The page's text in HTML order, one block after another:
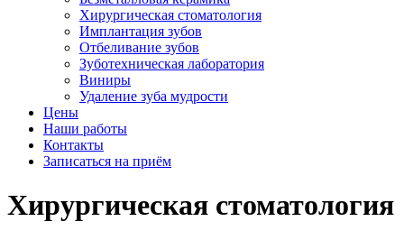
Хирургическая стоматология
Имплантация зубов
Отбеливание зубов
Зуботехническая лаборатория
Виниры
Удаление зуба мудрости
Цены
Наши работы
Контакты
Записаться на приём
Хирургическая стоматология